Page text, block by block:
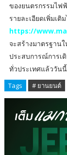
ของยนตรกรรมไฟ
รายละเอียดเพิ่มเ
https://
จะสร้างมาตรฐาน
ประสบการณ์การเ
ทั่วประเทศแล้ววันนี้
Tags # ยานยนต์